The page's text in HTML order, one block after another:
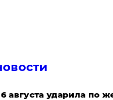
августа ударила по